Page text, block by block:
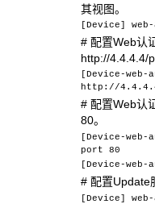
其视图。
[Device]
# 配置Web认
http://4.4.4.4/
[Device-
http://
# 配置Web认
80。
[Device-
port 80
[Device-
# 配置Update
[Device]